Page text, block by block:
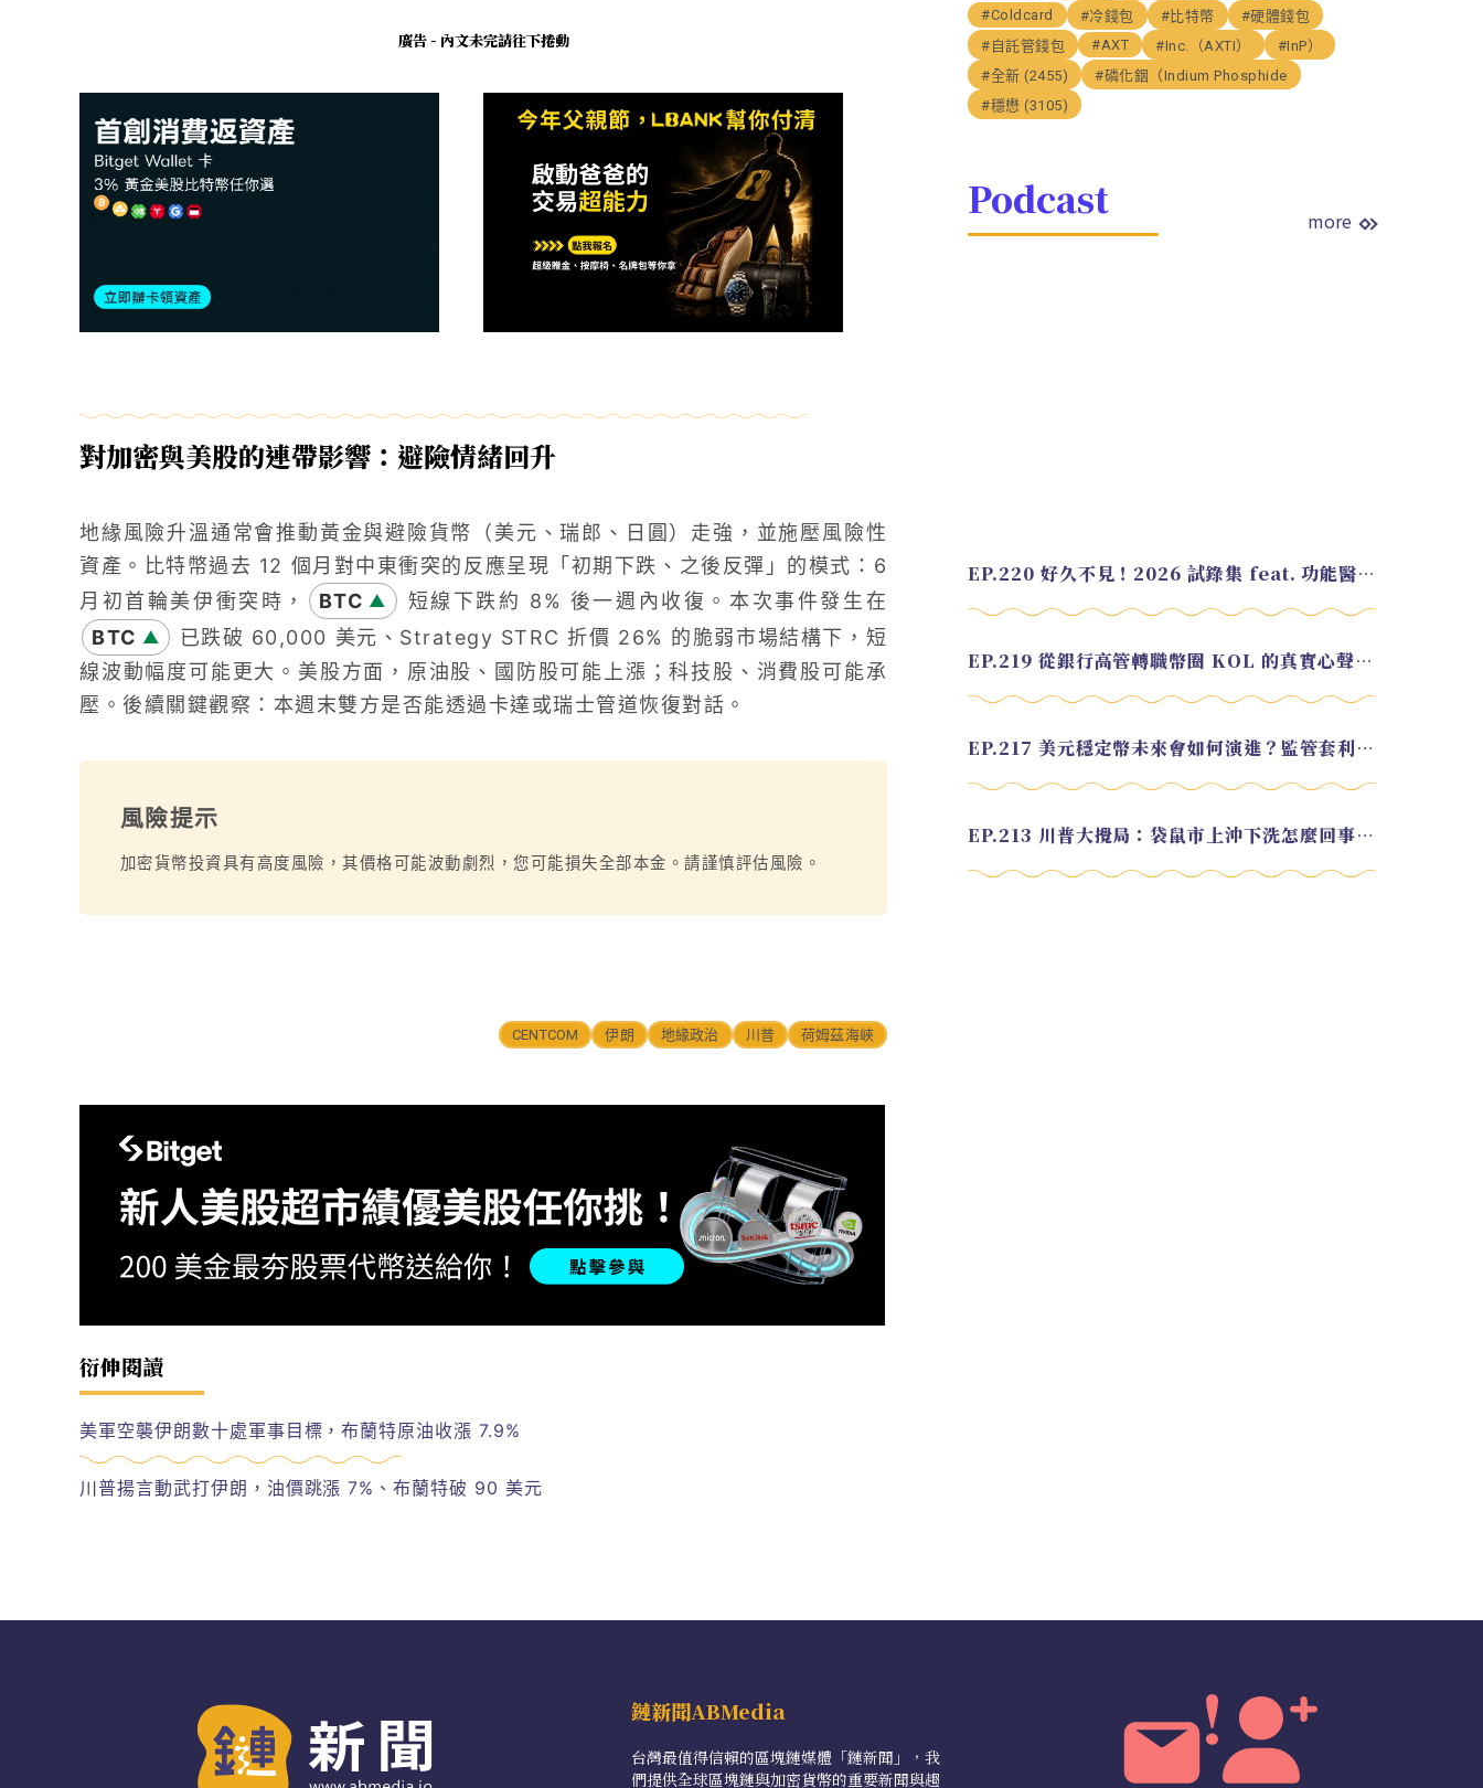
廣告 - 內文未完請往下捲動
對加密與美股的連帶影響：避險情緒回升
地緣風險升溫通常會推動黃金與避險貨幣（美元、瑞郎、日圓）走強，並施壓風險性
資產。比特幣過去 12 個月對中東衝突的反應呈現「初期下跌、之後反彈」的模式：6
月初首輪美伊衝突時，
BTC ▲
短線下跌約 8% 後一週內收復。本次事件發生在
BTC ▲
已跌破 60,000 美元、Strategy STRC 折價 26% 的脆弱市場結構下，短
線波動幅度可能更大。美股方面，原油股、國防股可能上漲；科技股、消費股可能承
壓。後續關鍵觀察：本週末雙方是否能透過卡達或瑞士管道恢復對話。
風險提示
加密貨幣投資具有高度風險，其價格可能波動劇烈，您可能損失全部本金。請謹慎評估風險。
CENTCOM 伊朗 地緣政治 川普 荷姆茲海峽
衍伸閱讀
美軍空襲伊朗數十處軍事目標，布蘭特原油收漲 7.9%
川普揚言動武打伊朗，油價跳漲 7%、布蘭特破 90 美元
#Coldcard
#冷錢包 #比特幣
#硬體錢包
#自託管錢包
#AXT #Inc.（AXTI）
#InP）
#全新 (2455)
#磷化銦（Indium Phosphide
#穩懋 (3105)
Podcast more
EP.220 好久不見！2026 試錄集 feat. 功能醫學營養師 美寶
EP.219 從銀行高管轉職幣圈 KOL 的真實心聲 feat.龜大
EP.217 美元穩定幣未來會如何演進？監管套利終將收斂？feat. 研究員 余哲安
EP.213 川普大攪局：袋鼠市上沖下洗怎麼回事？feat. Alvin
鏈新聞ABMedia
台灣最值得信賴的區塊鏈媒體「鏈新聞」，我
們提供全球區塊鏈與加密貨幣的重要新聞與趨